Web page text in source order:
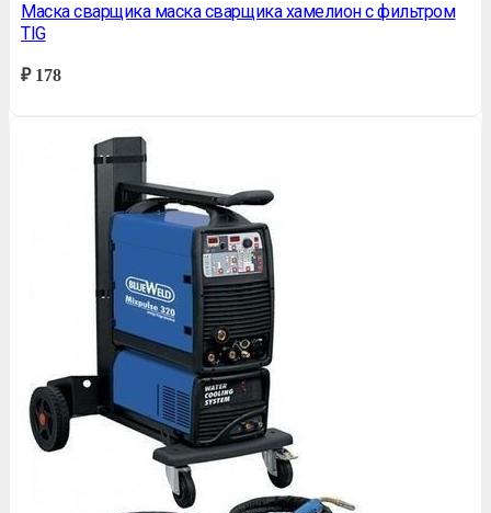
Маска сварщика маска сварщика хамелион с фильтром
TIG
₽178